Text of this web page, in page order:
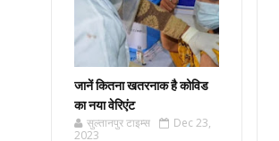
जानें कितना खतरनाक है कोविड
का नया वेरिएंट
सुल्तानपुर टाइम्स
Dec 23,
2023